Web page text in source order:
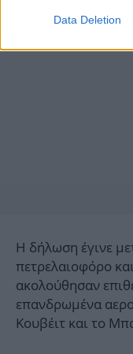
Data Deletion
Η δήλωση έγινε
πετρελαιοφόρο
ακολούθησαν
επανδρωμένα
Κουβέιτ και το